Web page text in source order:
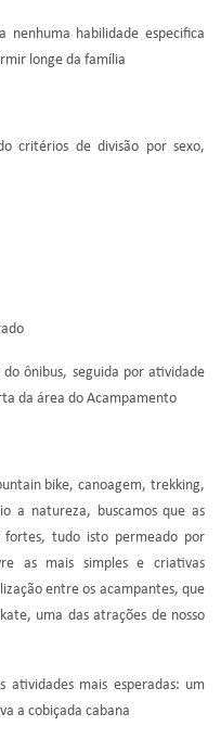
habilidade especifica
longe da família
critérios de divisão por sexo,
ônibus, seguida por atividade
da área do Acampamento
bike, canoagem, trekking,
a natureza, buscamos que as
fortes, tudo isto permeado por
as mais simples e criativas
entre os acampantes, que
uma das atrações de nosso
atividades mais esperadas: um
a cobiçada cabana